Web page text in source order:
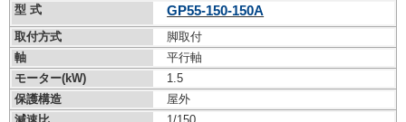
型 式
GP55-150-150A
取付方式
脚取付
軸
平行軸
モーター(kW)
1.5
保護構造
屋外